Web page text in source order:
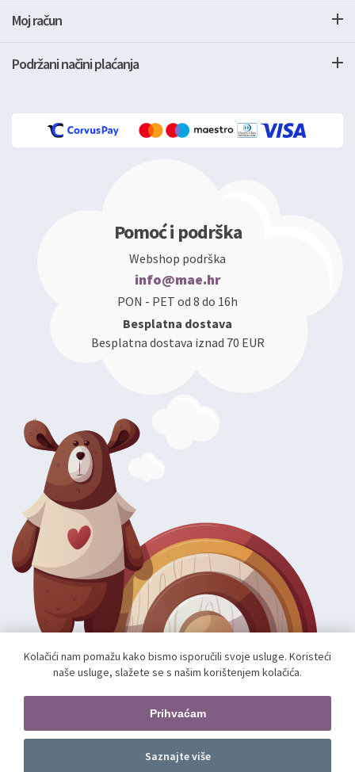
Dodajte u košaricu
Moj račun
Podržani načini plaćanja
Pomoć i podrška
Webshop podrška
info@mae.hr
PON - PET od 8 do 16h
Besplatna dostava
Besplatna dostava iznad 70 EUR
Pratite nas
Kolačići nam pomažu kako bismo isporučili svoje usluge. Koristeći
naše usluge, slažete se s našim korištenjem kolačića.
Prihvaćam
Saznajte više